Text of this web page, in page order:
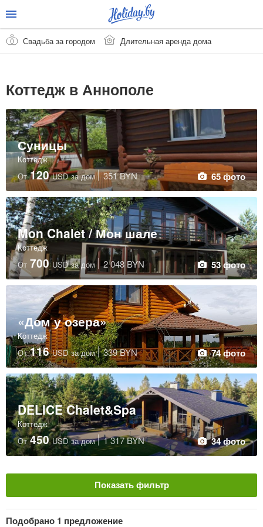
Свадьба за городом Длительная аренда дома
Коттедж в Аннополе
Суницы
Коттедж
От 120USD за дом 351 BYN 65 фото
Mon Chalet / Мон шале
Коттедж
От 700USD за дом 2 048 BYN 53 фото
«Дом у озера»
Коттедж
От 116USD за дом 339 BYN 74 фото
DELICE Chalet&Spa
Коттедж
От 450USD за дом 1 317 BYN 34 фото
Показать фильтр
Подобрано 1 предложение